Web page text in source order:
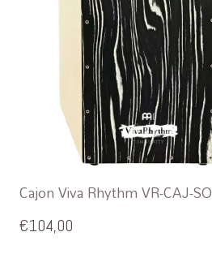
Cajon Viva Rhythm VR-CAJ-SO
€104,00